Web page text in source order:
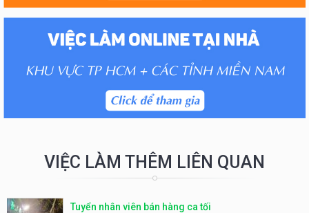
VIỆC LÀM THÊM LIÊN QUAN
Tuyển nhân viên bán hàng ca tối